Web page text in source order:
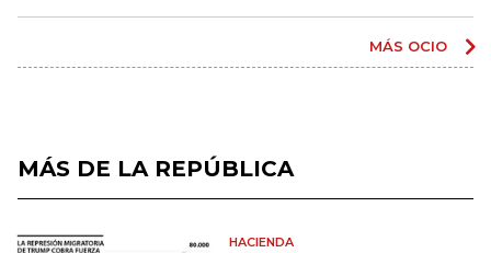
MÁS OCIO
MÁS DE LA REPÚBLICA
HACIENDA